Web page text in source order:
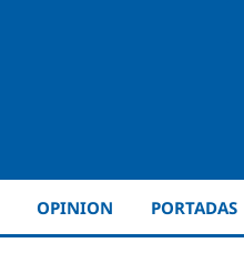
OPINION PORTADAS